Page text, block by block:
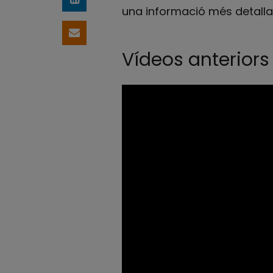
Comparteix a LinkedIn
Comparteix per email
una informació més
Vídeos anteriors